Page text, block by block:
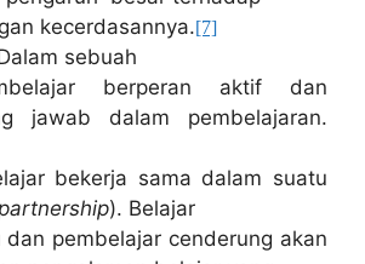
kecerdasannya.[7]
sebuah
berperan aktif dan
jawab dalam pembelajaran.
bekerja sama dalam suatu
). Belajar
dan pembelajar cenderung akan